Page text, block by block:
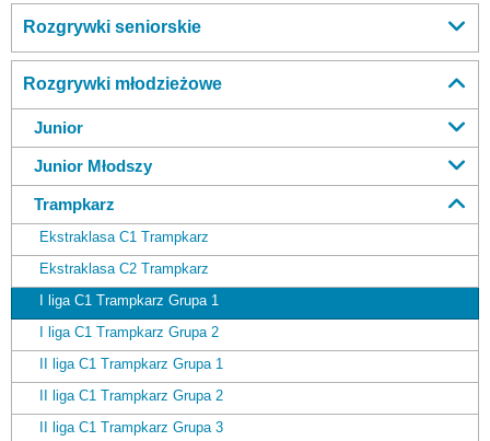
Rozgrywki seniorskie
Rozgrywki młodzieżowe
Junior
Junior Młodszy
Trampkarz
Ekstraklasa C1 Trampkarz
Ekstraklasa C2 Trampkarz
I liga C1 Trampkarz Grupa 1
I liga C1 Trampkarz Grupa 2
II liga C1 Trampkarz Grupa 1
II liga C1 Trampkarz Grupa 2
II liga C1 Trampkarz Grupa 3